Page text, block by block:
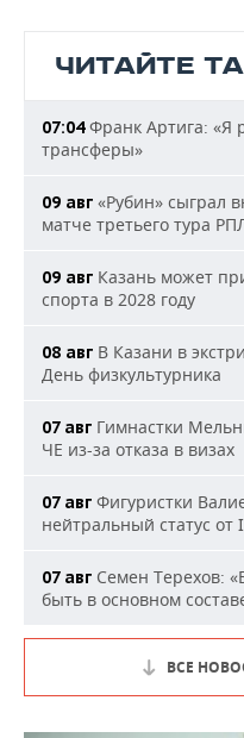
ЧИТАЙТЕ
07:04Франк Артига: «Я
трансферы»
09 авг «Рубин» сыграл
матче третьего тура
09 авг Казань может
спорта в 2028 году
08 авг В Казани в
День физкультурника
07 авг Гимнастки
ЧЕ из-за отказа в визах
07 авг Фигуристки
нейтральный статус от
07 авг Семен Терехов:
быть в основном
ВСЕ